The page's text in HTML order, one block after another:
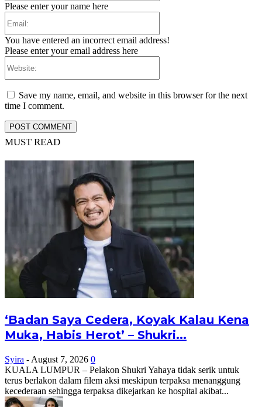
Please enter your name here
You have entered an incorrect email address!
Please enter your email address here
Save my name, email, and website in this browser for the next
time I comment.
MUST READ
‘Badan Saya Cedera, Koyak Kalau Kena
Muka, Habis Herot’ – Shukri...
Syira - August 7, 2026 0
KUALA LUMPUR – Pelakon Shukri Yahaya tidak serik untuk
terus berlakon dalam filem aksi meskipun terpaksa menanggung
kecederaan sehingga terpaksa dikejarkan ke hospital akibat...